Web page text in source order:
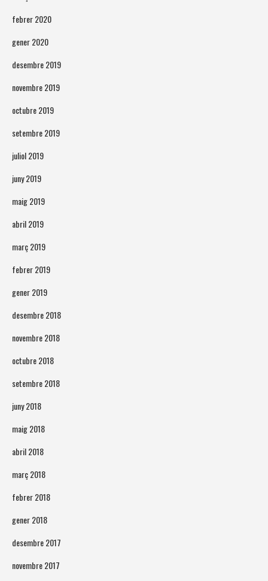
febrer 2020
gener 2020
desembre 2019
novembre 2019
octubre 2019
setembre 2019
juliol 2019
juny 2019
maig 2019
abril 2019
març 2019
febrer 2019
gener 2019
desembre 2018
novembre 2018
octubre 2018
setembre 2018
juny 2018
maig 2018
abril 2018
març 2018
febrer 2018
gener 2018
desembre 2017
novembre 2017